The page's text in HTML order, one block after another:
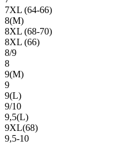
7XL (64-66)
8(М)
8XL (68-70)
8XL (66)
8/9
8
9(М)
9
9(L)
9/10
9,5(L)
9XL(68)
9,5-10